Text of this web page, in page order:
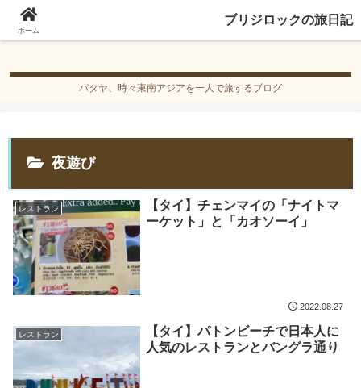
ブリジロックの旅日記
パタヤ、時々東南アジアを一人で旅するブログ
夜遊び
レストラン
【タイ】チェンマイの「ナイトマ
ーケット」と「カオソーイ」
2022.08.27
レストラン
【タイ】パトンビーチで日本人に
人気のレストランとバングラ通り
ホーム
ブリジロックの旅日記